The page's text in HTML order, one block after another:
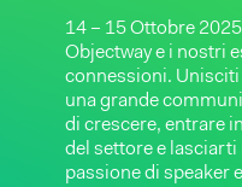
14 – 15 Ottobre
Objectway e i nostri
connessioni. Unisciti
una grande
di crescere, entrare
del settore e lasciarti
passione di speaker